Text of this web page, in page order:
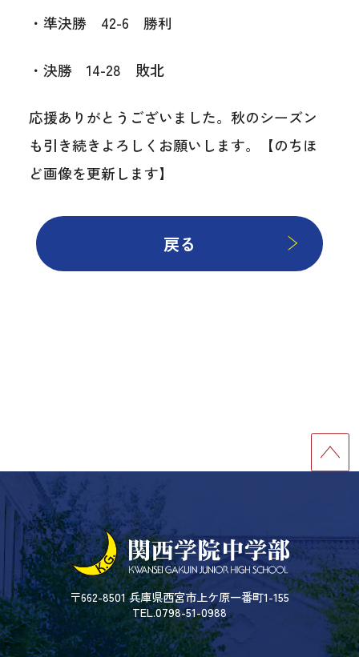
・準決勝 42-6 勝利
・決勝 14-28 敗北
応援ありがとうございました。秋のシーズン
も引き続きよろしくお願いします。【のちほ
ど画像を更新します】
戻る
〒662-8501 兵庫県西宮市上ケ原一番町1-155
TEL.0798-51-0988